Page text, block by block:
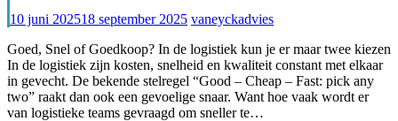
10 juni 202518 september 2025 vaneyckadvies
Goed, Snel of Goedkoop? In de logistiek kun je er maar twee kiezen
In de logistiek zijn kosten, snelheid en kwaliteit constant met elkaar
in gevecht. De bekende stelregel “Good – Cheap – Fast: pick any
two” raakt dan ook een gevoelige snaar. Want hoe vaak wordt er
van logistieke teams gevraagd om sneller te…